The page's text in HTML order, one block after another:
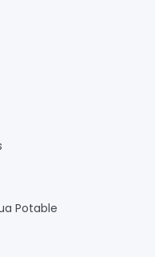
Potable